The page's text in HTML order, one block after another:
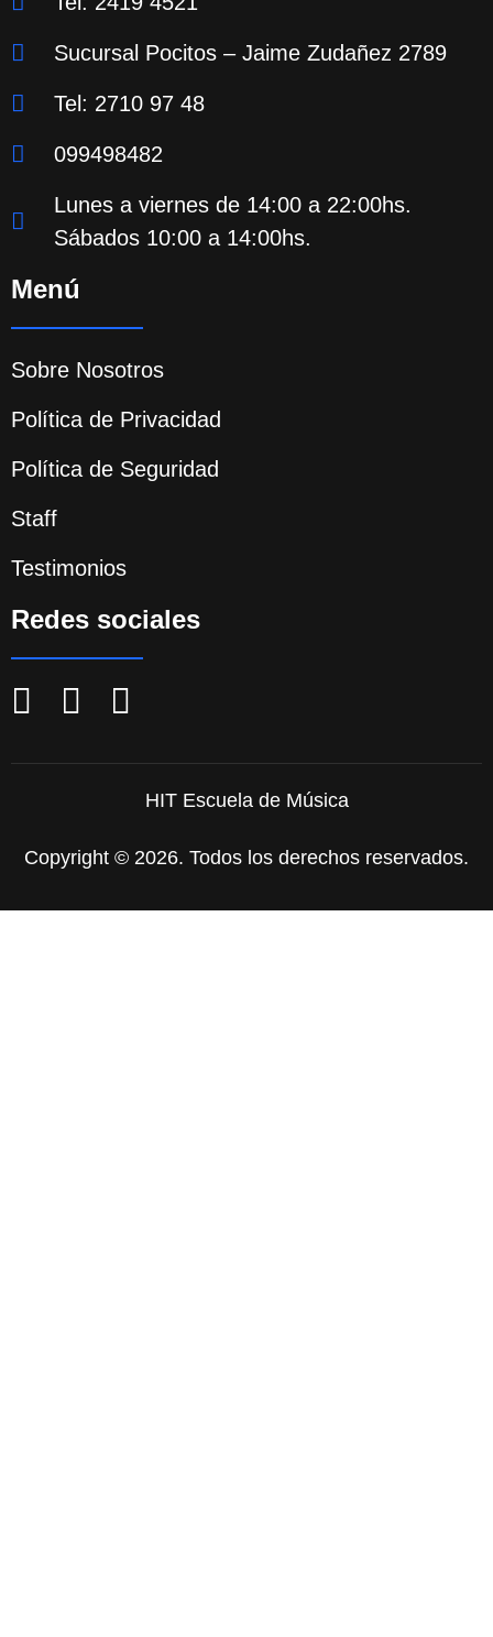
Sucursal Pocitos – Jaime Zudañez 2789
Tel: 2710 97 48
099498482
Lunes a viernes de 14:00 a 22:00hs.
Sábados 10:00 a 14:00hs.
Menú
Sobre Nosotros
Política de Privacidad
Política de Seguridad
Staff
Testimonios
Redes sociales
HIT Escuela de Música
Copyright © 2026. Todos los derechos reservados.